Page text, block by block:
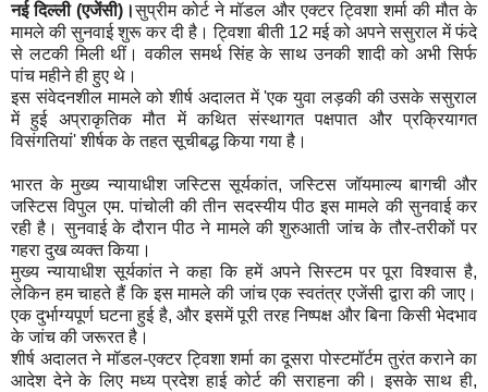
नई दिल्ली (एजेंसी)।सुप्रीम कोर्ट ने मॉडल और एक्टर ट्विशा शर्मा की मौत के
मामले की सुनवाई शुरू कर दी है। ट्विशा बीती 12 मई को अपने ससुराल में फंदे
से लटकी मिली थीं। वकील समर्थ सिंह के साथ उनकी शादी को अभी सिर्फ
पांच महीने ही हुए थे।
इस संवेदनशील मामले को शीर्ष अदालत में 'एक युवा लड़की की उसके ससुराल
में हुई अप्राकृतिक मौत में कथित संस्थागत पक्षपात और प्रक्रियागत
विसंगतियां' शीर्षक के तहत सूचीबद्ध किया गया है।
भारत के मुख्य न्यायाधीश जस्टिस सूर्यकांत, जस्टिस जॉयमाल्य बागची और
जस्टिस विपुल एम. पांचोली की तीन सदस्यीय पीठ इस मामले की सुनवाई कर
रही है। सुनवाई के दौरान पीठ ने मामले की शुरुआती जांच के तौर-तरीकों पर
गहरा दुख व्यक्त किया।
मुख्य न्यायाधीश सूर्यकांत ने कहा कि हमें अपने सिस्टम पर पूरा विश्वास है,
लेकिन हम चाहते हैं कि इस मामले की जांच एक स्वतंत्र एजेंसी द्वारा की जाए।
एक दुर्भाग्यपूर्ण घटना हुई है, और इसमें पूरी तरह निष्पक्ष और बिना किसी भेदभाव
के जांच की जरूरत है।
शीर्ष अदालत ने मॉडल-एक्टर ट्विशा शर्मा का दूसरा पोस्टमॉर्टम तुरंत कराने का
आदेश देने के लिए मध्य प्रदेश हाई कोर्ट की सराहना की। इसके साथ ही,